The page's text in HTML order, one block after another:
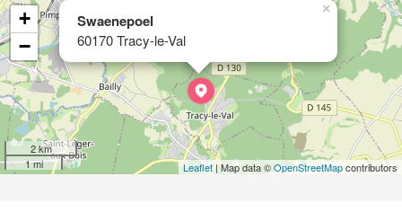
Swaenepoel
60170 Tracy-le-Val
×
+
−
2 km
1 mi
Leaflet| Map data ©OpenStreetMapcontributors